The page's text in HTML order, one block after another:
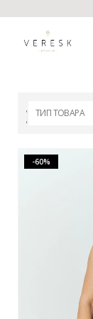
ТИП ТОВАРА
-60%